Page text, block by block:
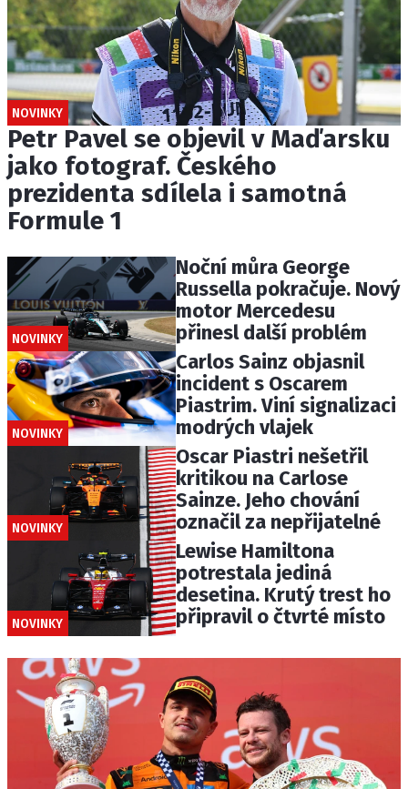
NOVINKY
Petr Pavel se objevil v Maďarsku
jako fotograf. Českého
prezidenta sdílela i samotná
Formule 1
NOVINKY
Noční můra George
Russella pokračuje. Nový
motor Mercedesu
přinesl další problém
NOVINKY
Carlos Sainz objasnil
incident s Oscarem
Piastrim. Viní signalizaci
modrých vlajek
NOVINKY
Oscar Piastri nešetřil
kritikou na Carlose
Sainze. Jeho chování
označil za nepřijatelné
NOVINKY
Lewise Hamiltona
potrestala jediná
desetina. Krutý trest ho
připravil o čtvrté místo